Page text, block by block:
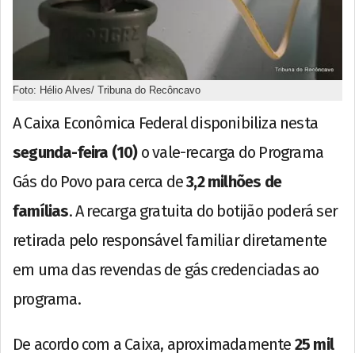
Foto: Hélio Alves/ Tribuna do Recôncavo
A Caixa Econômica Federal disponibiliza nesta
segunda-feira (10)o vale-recarga do Programa
Gás do Povo para cerca de3,2 milhões de
famílias. A recarga gratuita do botijão poderá ser
retirada pelo responsável familiar diretamente
em uma das revendas de gás credenciadas ao
programa.
De acordo com a Caixa, aproximadamente 25 mil